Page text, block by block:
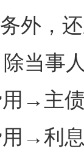
外，
当事
用→主
用→利